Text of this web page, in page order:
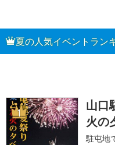
夏の人気イベントラン
1
山口
火の
駐屯地